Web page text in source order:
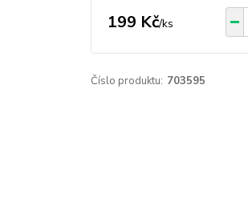
199 Kč/ks
Číslo produktu: 703595